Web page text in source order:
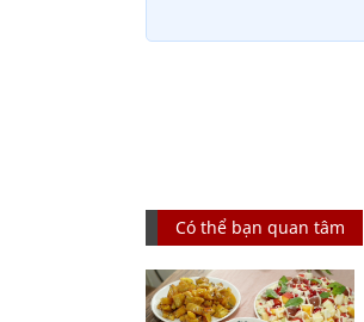
Có thể bạn quan tâm